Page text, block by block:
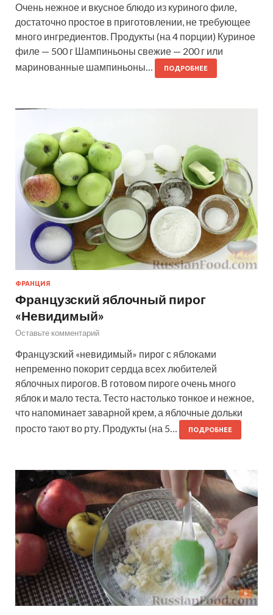
Очень нежное и вкусное блюдо из куриного филе,
достаточно простое в приготовлении, не требующее
много ингредиентов. Продукты (на 4 порции) Куриное
филе — 500 г Шампиньоны свежие — 200 г или
маринованные шампиньоны…
ПОДРОБНЕЕ
ФРАНЦИЯ
Французский яблочный пирог
«Невидимый»
Оставьте комментарий
Французский «невидимый» пирог с яблоками
непременно покорит сердца всех любителей
яблочных пирогов. В готовом пироге очень много
яблок и мало теста. Тесто настолько тонкое и нежное,
что напоминает заварной крем, а яблочные дольки
просто тают во рту. Продукты (на 5…
ПОДРОБНЕЕ